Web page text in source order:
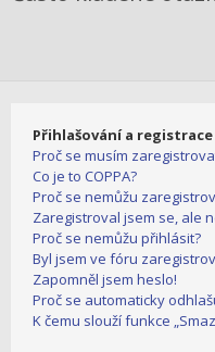
Přihlašování a registrace
Proč se musím
Co je to COPPA?
Proč se nemůžu
Zaregistroval jsem se, ale
Proč se nemůžu přihlásit?
Byl jsem ve fóru
Zapomněl jsem heslo!
Proč se automaticky
K čemu slouží funkce